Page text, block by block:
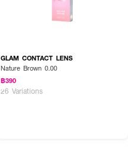
GLAM CONTACT LENS
Nature Brown 0.00
฿390
26 Variations